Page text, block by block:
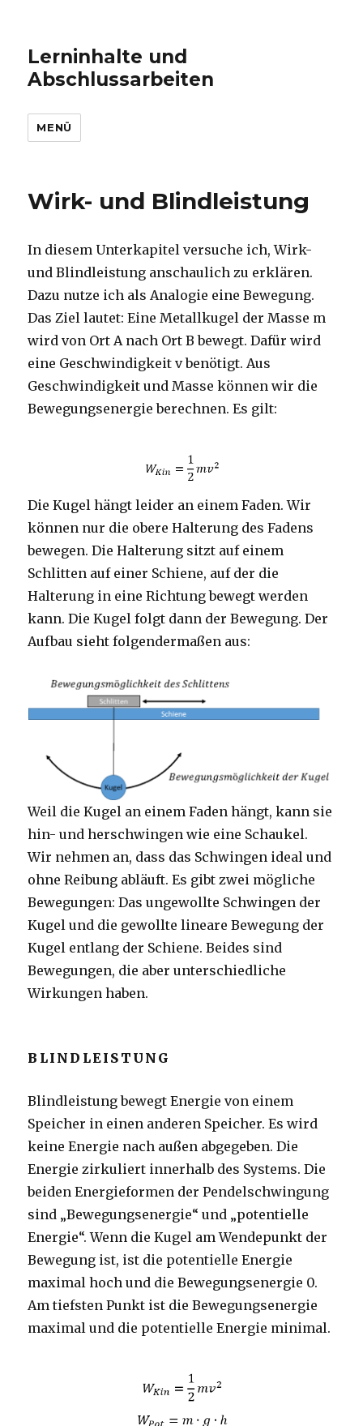
Lerninhalte und
Abschlussarbeiten
MENÜ
Wirk- und Blindleistung
In diesem Unterkapitel versuche ich, Wirk-
und Blindleistung anschaulich zu erklären.
Dazu nutze ich als Analogie eine Bewegung.
Das Ziel lautet: Eine Metallkugel der Masse m
wird von Ort A nach Ort B bewegt. Dafür wird
eine Geschwindigkeit v benötigt. Aus
Geschwindigkeit und Masse können wir die
Bewegungsenergie berechnen. Es gilt:
Die Kugel hängt leider an einem Faden. Wir
können nur die obere Halterung des Fadens
bewegen. Die Halterung sitzt auf einem
Schlitten auf einer Schiene, auf der die
Halterung in eine Richtung bewegt werden
kann. Die Kugel folgt dann der Bewegung. Der
Aufbau sieht folgendermaßen aus:
Weil die Kugel an einem Faden hängt, kann sie
hin- und herschwingen wie eine Schaukel.
Wir nehmen an, dass das Schwingen ideal und
ohne Reibung abläuft. Es gibt zwei mögliche
Bewegungen: Das ungewollte Schwingen der
Kugel und die gewollte lineare Bewegung der
Kugel entlang der Schiene. Beides sind
Bewegungen, die aber unterschiedliche
Wirkungen haben.
BLINDLEISTUNG
Blindleistung bewegt Energie von einem
Speicher in einen anderen Speicher. Es wird
keine Energie nach außen abgegeben. Die
Energie zirkuliert innerhalb des Systems. Die
beiden Energieformen der Pendelschwingung
sind „Bewegungsenergie“ und „potentielle
Energie“. Wenn die Kugel am Wendepunkt der
Bewegung ist, ist die potentielle Energie
maximal hoch und die Bewegungsenergie 0.
Am tiefsten Punkt ist die Bewegungsenergie
maximal und die potentielle Energie minimal.